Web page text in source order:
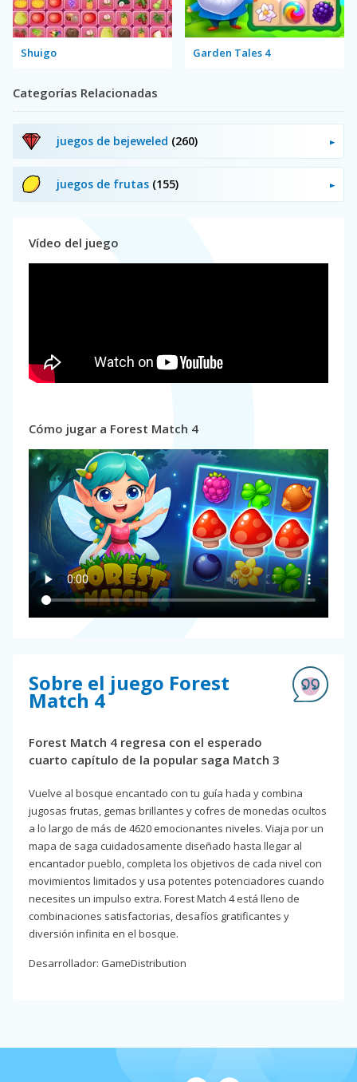
Shuigo Garden Tales 4
Categorías Relacionadas
juegos de bejeweled (260)
juegos de frutas (155)
Vídeo del juego
Cómo jugar a Forest Match 4
Sobre el juego Forest
Match 4
Forest Match 4 regresa con el esperado
cuarto capítulo de la popular saga Match 3
Vuelve al bosque encantado con tu guía hada y combina
jugosas frutas, gemas brillantes y cofres de monedas ocultos
a lo largo de más de 4620 emocionantes niveles. Viaja por un
mapa de saga cuidadosamente diseñado hasta llegar al
encantador pueblo, completa los objetivos de cada nivel con
movimientos limitados y usa potentes potenciadores cuando
necesites un impulso extra. Forest Match 4 está lleno de
combinaciones satisfactorias, desafíos gratificantes y
diversión infinita en el bosque.
Desarrollador: GameDistribution